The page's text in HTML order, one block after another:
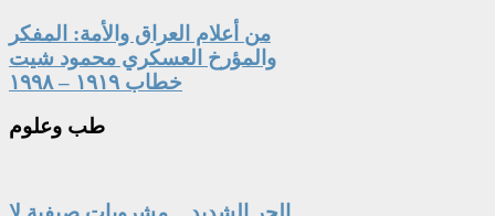
من أعلام العراق والأمة: المفكر
والمؤرخ العسكري محمود شيت
خطاب ١٩١٩ – ١٩٩٨
طب وعلوم